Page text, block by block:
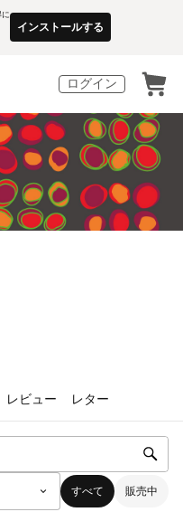
に
インストールする
ログイン
レビュー レター
すべて 販売中